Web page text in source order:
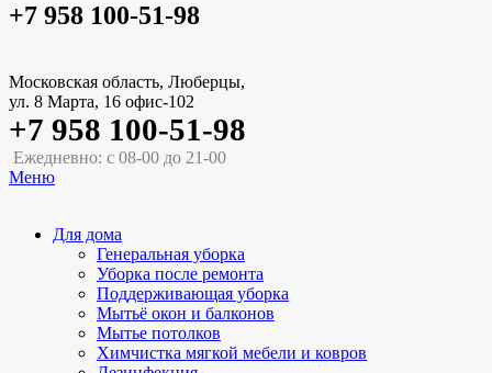
+7 958 100-51-98
Московская область, Люберцы,
ул. 8 Марта, 16 офис-102
+7 958 100-51-98
Ежедневно: с 08-00 до 21-00
Меню
Для дома
Генеральная уборка
Уборка после ремонта
Поддерживающая уборка
Мытьё окон и балконов
Мытье потолков
Химчистка мягкой мебели и ковров